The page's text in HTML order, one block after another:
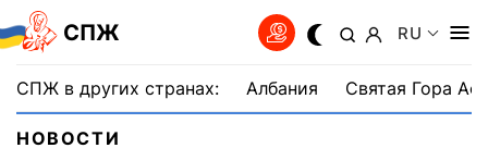
СПЖ RU
СПЖ в других странах: Албания Святая Гора
НОВОСТИ